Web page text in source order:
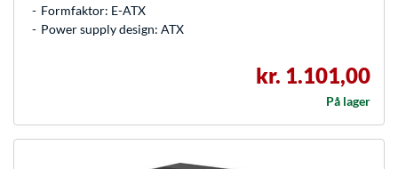
Formfaktor: E-ATX
Power supply design: ATX
kr. 1.101,00
På lager